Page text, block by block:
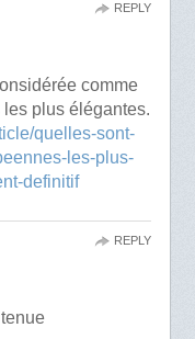
comme
les plus élégantes.
quelles-sont-
les-plus-
definitif
REPLY
REPLY